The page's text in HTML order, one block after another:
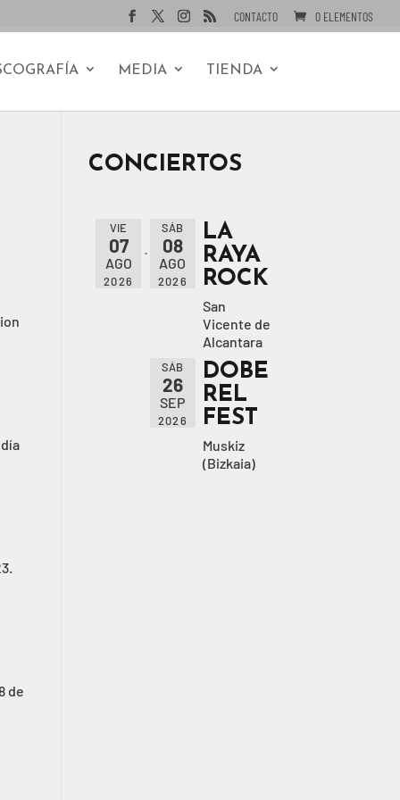
CONTACTO 0 ELEMENTOS
MEDIA TIENDA
de
CONCIERTOS
VIE
07
AGO
2026
SÁB
08
AGO
2026
LA
RAYA
ROCK
San
Vicente de
Alcantara
SÁB
26
SEP
2026
DOBE
REL
FEST
Muskiz
(Bizkaia)